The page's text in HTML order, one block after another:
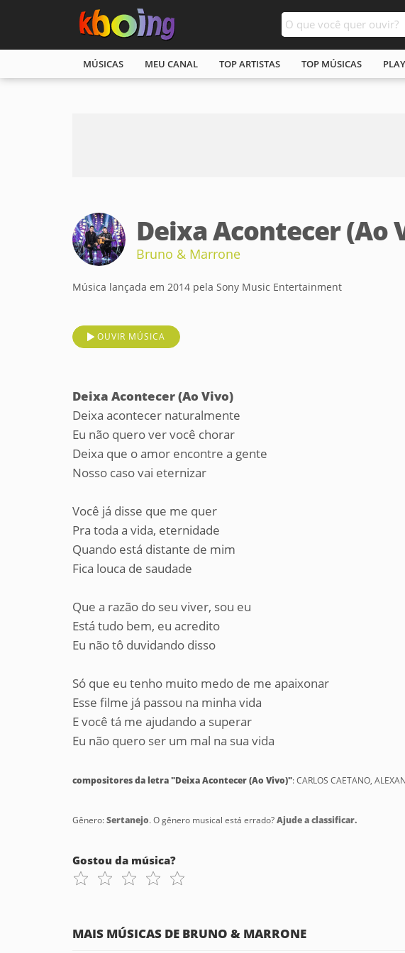
MÚSICAS MEU CANAL TOP ARTISTAS TOP MÚSICAS
Deixa Acontecer (Ao
Bruno & Marrone
Música lançada em 2014 pela Sony Music Entertainment
OUVIR MÚSICA
Deixa Acontecer (Ao Vivo)
Deixa acontecer naturalmente
Eu não quero ver você chorar
Deixa que o amor encontre a gente
Nosso caso vai eternizar
Você já disse que me quer
Pra toda a vida, eternidade
Quando está distante de mim
Fica louca de saudade
Que a razão do seu viver, sou eu
Está tudo bem, eu acredito
Eu não tô duvidando disso
Só que eu tenho muito medo de me apaixonar
Esse filme já passou na minha vida
E você tá me ajudando a superar
Eu não quero ser um mal na sua vida
compositores da letra "Deixa Acontecer (Ao Vivo)": CARLOS CAETANO,
Gênero:Sertanejo. O gênero musical está errado?Ajude a classificar.
Gostou da música?
MAIS MÚSICAS DE BRUNO & MARRONE